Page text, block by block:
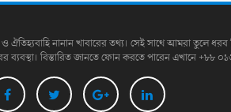
ঐতিহ্যবাহি নানান খাবারের তথ্য। সেই সাথে আমরা তুলে
ব্যবস্থা। বিস্তারিত জানতে ফোন করতে পারেন এখানে +৮৮